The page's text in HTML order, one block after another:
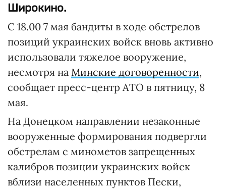
Широкино.
С 18.00 7 мая бандиты в ходе обстрелов
позиций украинских войск вновь активно
использовали тяжелое вооружение,
несмотря на Минские договоренности,
сообщает пресс-центр АТО в пятницу, 8
мая.
На Донецком направлении незаконные
вооруженные формирования подвергли
обстрелам с минометов запрещенных
калибров позиции украинских войск
вблизи населенных пунктов Пески,